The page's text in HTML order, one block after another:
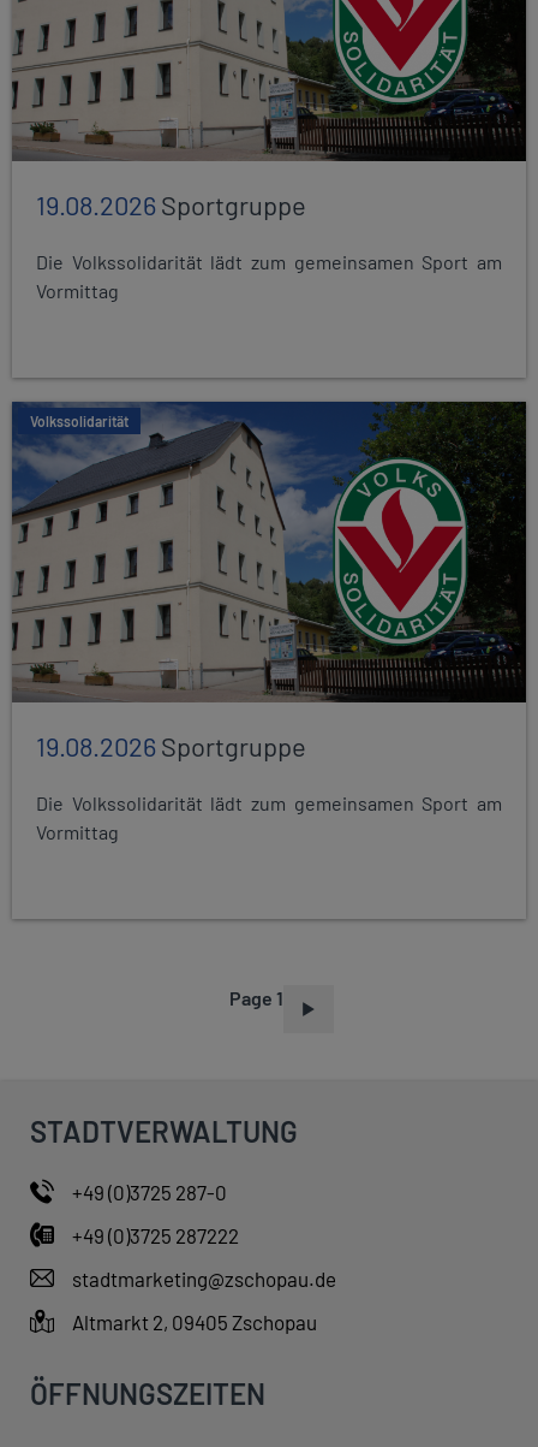
19.08.2026Sportgruppe
Die Volkssolidarität lädt zum gemeinsamen Sport am
Vormittag
Volkssolidarität
19.08.2026Sportgruppe
Die Volkssolidarität lädt zum gemeinsamen Sport am
Vormittag
Page 1
STADTVERWALTUNG
+49 (0)3725 287-0
+49 (0)3725 287222
stadtmarketing@zschopau.de
Altmarkt 2, 09405 Zschopau
ÖFFNUNGSZEITEN